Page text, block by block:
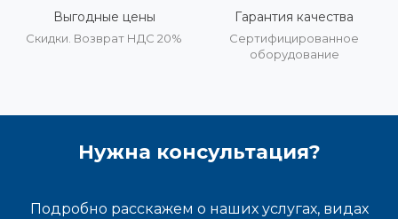
Выгодные цены
Скидки. Возврат НДС 20%
Гарантия качества
Сертифицированное
оборудование
Нужна консультация?
Подробно расскажем о наших услугах, видах